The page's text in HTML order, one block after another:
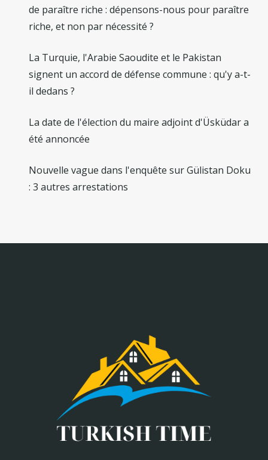
de paraître riche : dépensons-nous pour paraître
riche, et non par nécessité ?
La Turquie, l'Arabie Saoudite et le Pakistan
signent un accord de défense commune : qu'y a-t-
il dedans ?
La date de l'élection du maire adjoint d'Üsküdar a
été annoncée
Nouvelle vague dans l'enquête sur Gülistan Doku
: 3 autres arrestations